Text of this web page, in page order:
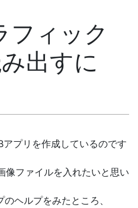
フィック
出すに
プリを作成しているのです
像ファイルを入れたいと思い
ヘルプをみたところ、